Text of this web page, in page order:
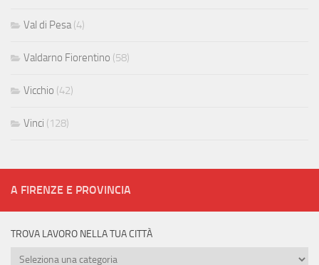
Val di Pesa(4)
Valdarno Fiorentino (58)
Vicchio (42)
Vinci (128)
A FIRENZE E PROVINCIA
TROVA LAVORO NELLA TUA CITTÀ
Trova